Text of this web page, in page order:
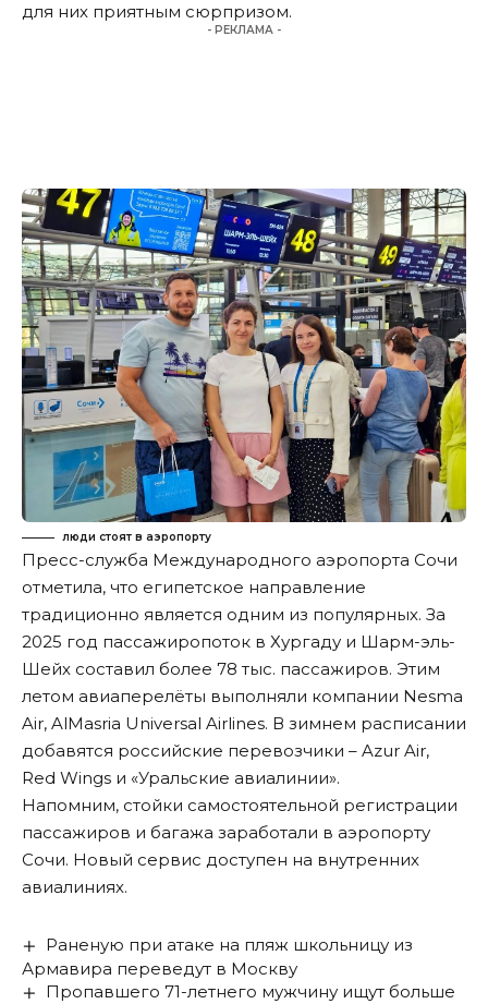
для них приятным сюрпризом.
- РЕКЛАМА -
люди стоят в аэропорту
Пресс-служба Международного аэропорта Сочи
отметила, что египетское направление
традиционно является одним из популярных. За
2025 год пассажиропоток в Хургаду и Шарм-эль-
Шейх составил более 78 тыс. пассажиров. Этим
летом авиаперелёты выполняли компании Nesma
Air, AlMasria Universal Airlines. В зимнем расписании
добавятся российские перевозчики – Azur Air,
Red Wings и «Уральские авиалинии».
Напомним, стойки самостоятельной регистрации
пассажиров и багажа заработали в аэропорту
Сочи. Новый сервис доступен на внутренних
авиалиниях.
Раненую при атаке на пляж школьницу из
Армавира переведут в Москву
Пропавшего 71-летнего мужчину ищут больше